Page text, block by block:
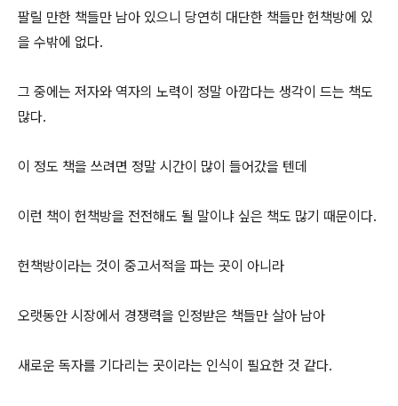
팔릴 만한 책들만 남아 있으니 당연히 대단한 책들만 헌책방에 있
을 수밖에 없다.
그 중에는 저자와 역자의 노력이 정말 아깝다는 생각이 드는 책도
많다.
이 정도 책을 쓰려면 정말 시간이 많이 들어갔을 텐데
이런 책이 헌책방을 전전해도 될 말이냐 싶은 책도 많기 때문이다.
헌책방이라는 것이 중고서적을 파는 곳이 아니라
오랫동안 시장에서 경쟁력을 인정받은 책들만 살아 남아
새로운 독자를 기다리는 곳이라는 인식이 필요한 것 같다.